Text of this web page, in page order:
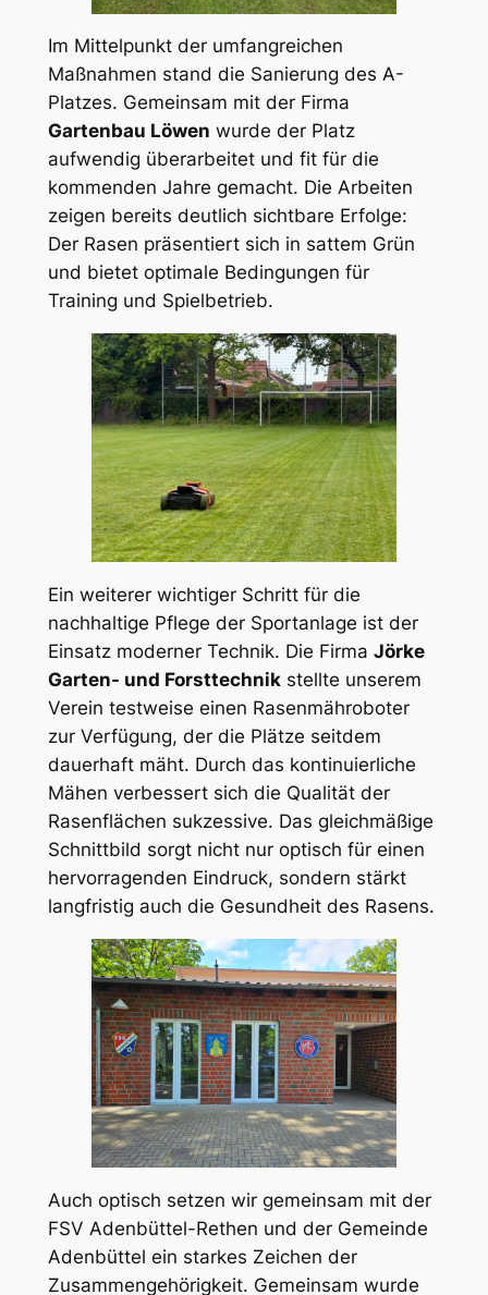
Im Mittelpunkt der umfangreichen
Maßnahmen stand die Sanierung des A-
Platzes. Gemeinsam mit der Firma
Gartenbau Löwen wurde der Platz
aufwendig überarbeitet und fit für die
kommenden Jahre gemacht. Die Arbeiten
zeigen bereits deutlich sichtbare Erfolge:
Der Rasen präsentiert sich in sattem Grün
und bietet optimale Bedingungen für
Training und Spielbetrieb.
Ein weiterer wichtiger Schritt für die
nachhaltige Pflege der Sportanlage ist der
Einsatz moderner Technik. Die Firma Jörke
Garten- und Forsttechnikstellte unserem
Verein testweise einen Rasenmähroboter
zur Verfügung, der die Plätze seitdem
dauerhaft mäht. Durch das kontinuierliche
Mähen verbessert sich die Qualität der
Rasenflächen sukzessive. Das gleichmäßige
Schnittbild sorgt nicht nur optisch für einen
hervorragenden Eindruck, sondern stärkt
langfristig auch die Gesundheit des Rasens.
Auch optisch setzen wir gemeinsam mit der
FSV Adenbüttel-Rethen und der Gemeinde
Adenbüttel ein starkes Zeichen der
Zusammengehörigkeit. Gemeinsam wurde